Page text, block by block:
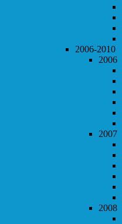
2006-2010
2006
2007
2008